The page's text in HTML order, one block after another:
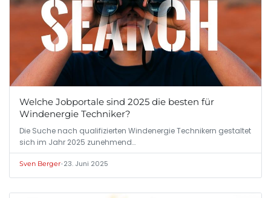
Welche Jobportale sind 2025 die besten für
Windenergie Techniker?
Die Suche nach qualifizierten Windenergie Technikern gestaltet
sich im Jahr 2025 zunehmend…
Sven Berger•23. Juni 2025